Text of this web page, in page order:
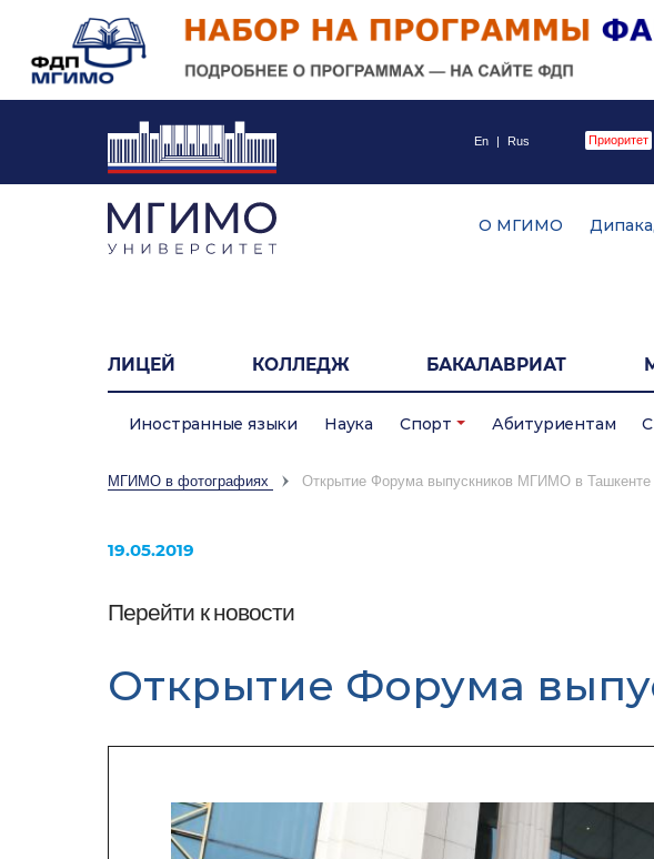
En | Rus Приоритет
О МГИМО
ЛИЦЕЙ КОЛЛЕДЖ БАКАЛАВРИАТ
Иностранные языки Наука Спорт Абитуриентам
МГИМО в фотографиях Открытие Форума выпускников МГИМО в Ташкенте
19.05.2019
Перейти к новости
Открытие Форума